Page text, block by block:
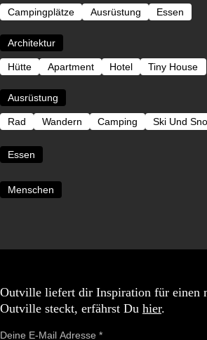
Campingplätze Ausrüstung Essen
Architektur
Hütte Apartment Hotel Tiny House
Ausrüstung
Rad Wandern Camping Ski Und
Essen
Menschen
Outville liefert dir Inspiration für einen
Outville steckt, erfährst Du hier.